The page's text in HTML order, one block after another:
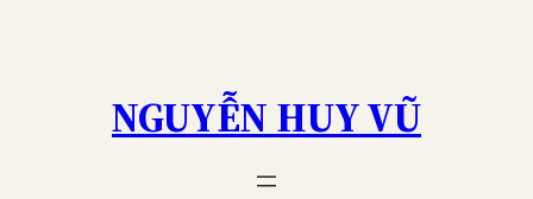
NGUYỄN HUY VŨ